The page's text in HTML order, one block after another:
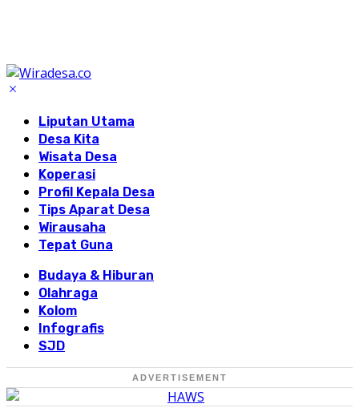
Liputan Utama
Desa Kita
Wisata Desa
Koperasi
Profil Kepala Desa
Tips Aparat Desa
Wirausaha
Tepat Guna
Budaya & Hiburan
Olahraga
Kolom
Infografis
SJD
ADVERTISEMENT